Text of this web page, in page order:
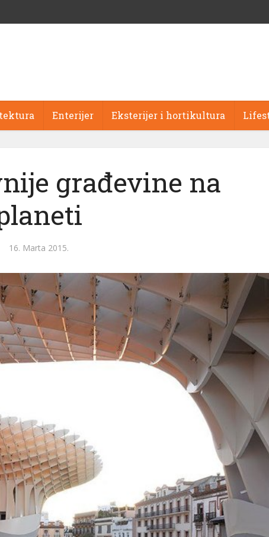
Enterijer Eksterijer i hortikultura
građevine na
16. Marta 2015.